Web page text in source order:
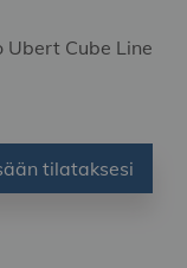
Ubert Cube Line
tilataksesi